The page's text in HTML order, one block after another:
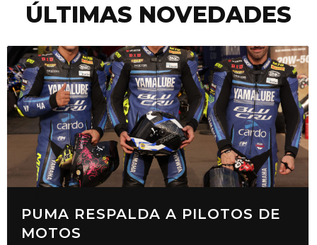
ÚLTIMAS NOVEDADES
PUMA RESPALDA A PILOTOS DE
MOTOS